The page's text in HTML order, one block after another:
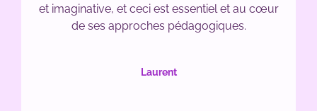
et imaginative, et ceci est essentiel et au cœur
de ses approches pédagogiques.
Laurent